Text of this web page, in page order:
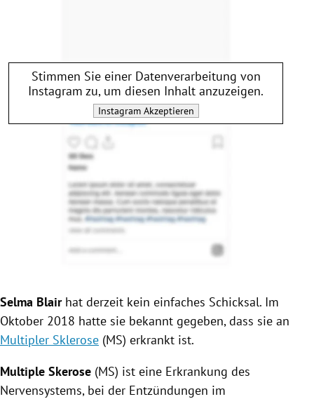
Stimmen Sie einer Datenverarbeitung von
Instagram zu, um diesen Inhalt anzuzeigen.
InstagramAkzeptieren
Selma Blairhat derzeit kein einfaches Schicksal. Im
Oktober 2018 hatte sie bekannt gegeben, dass sie an
Multipler Sklerose (MS) erkrankt ist.
Multiple Skerose (MS) ist eine Erkrankung des
Nervensystems, bei der Entzündungen im